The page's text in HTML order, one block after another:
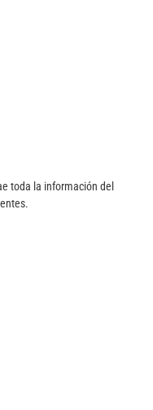
toda la información del